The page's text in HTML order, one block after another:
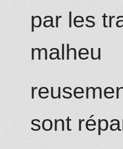
par les
malheu
sont